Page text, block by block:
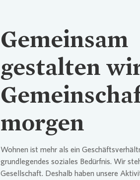
Gemeinsam
gestalten
morgen
Wohnen ist mehr als ein
grundlegendes soziales Bedürfnis. Wir
Gesellschaft. Deshalb haben unsere